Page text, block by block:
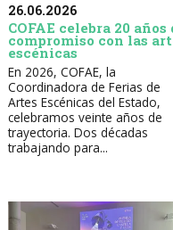
26.06.2026
COFAE celebra 20 años
compromiso con las
escénicas
En 2026, COFAE, la
Coordinadora de Ferias de
Artes Escénicas del Estado,
celebramos veinte años de
trayectoria. Dos décadas
trabajando para...